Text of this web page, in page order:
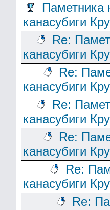
Паметника
канасубиги
Re:
канасубиги
Re:
канасубиги
Re:
канасубиги
Re:
канасубиги
Re:
канасубиги
Re: